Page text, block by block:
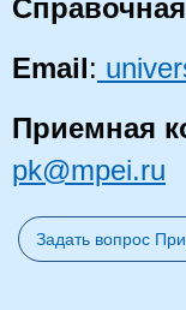
Email:
Приемная
pk@mpei.ru
Задать вопрос